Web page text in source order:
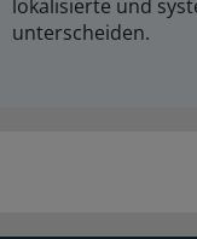
lokalisierte und
unterscheiden.